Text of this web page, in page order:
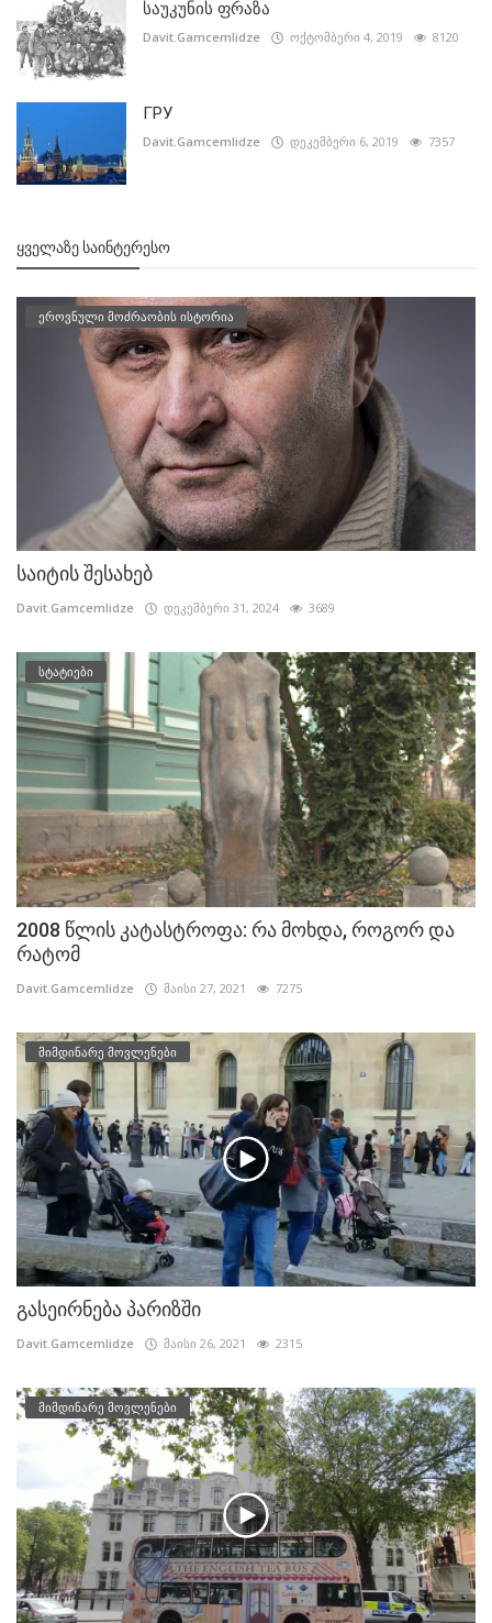
საუკუნის ფრაზა
Davit.Gamcemlidze ოქტომბერი 4, 2019 8120
ГРУ
Davit.Gamcemlidze დეკემბერი 6, 2019 7357
ᲧᲕᲔᲚᲐᲖᲔ ᲡᲐᲘᲜᲢᲔᲠᲔᲡᲝ
ეროვნული მოძრაობის ისტორია
საიტის შესახებ
Davit.Gamcemlidze დეკემბერი 31, 2024 3689
სტატიები
2008 წლის კატასტროფა: რა მოხდა, როგორ და
რატომ
Davit.Gamcemlidze მაისი 27, 2021 7275
მიმდინარე მოვლენები
გასეირნება პარიზში
Davit.Gamcemlidze მაისი 26, 2021 2315
მიმდინარე მოვლენები